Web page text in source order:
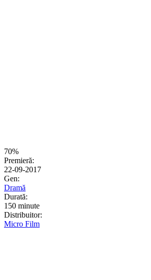
70%
Premieră:
22-09-2017
Gen:
Dramă
Durată:
150 minute
Distribuitor:
Micro Film